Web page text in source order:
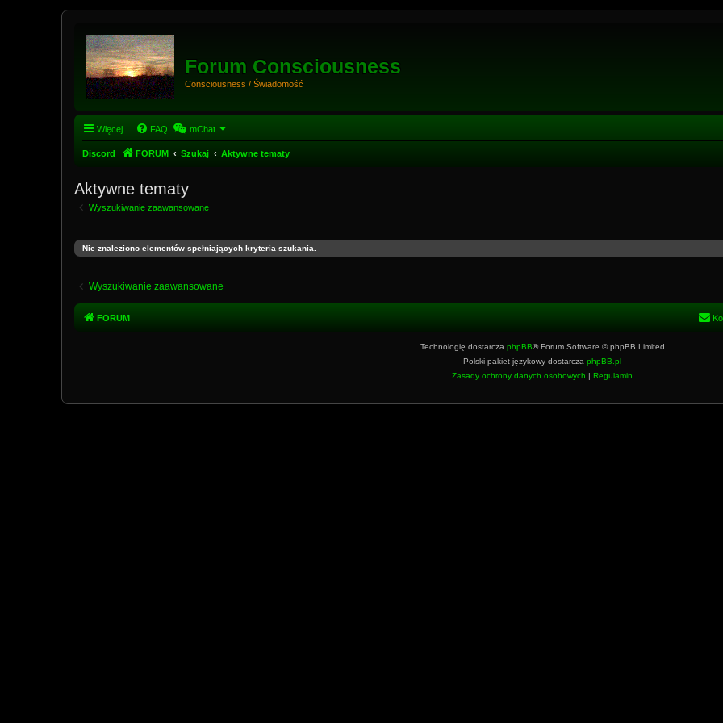
Forum Consciousness
Consciousness / Świadomość
Więcej… FAQ mChat
Discord FORUM Szukaj Aktywne tematy
Aktywne tematy
Wyszukiwanie zaawansowane
Nie znaleziono elementów spełniających kryteria szukania.
Wyszukiwanie zaawansowane
FORUM
Technologię dostarcza phpBB® Forum Software © phpBB Limited
Polski pakiet językowy dostarcza phpBB.pl
Zasady ochrony danych osobowych | Regulamin